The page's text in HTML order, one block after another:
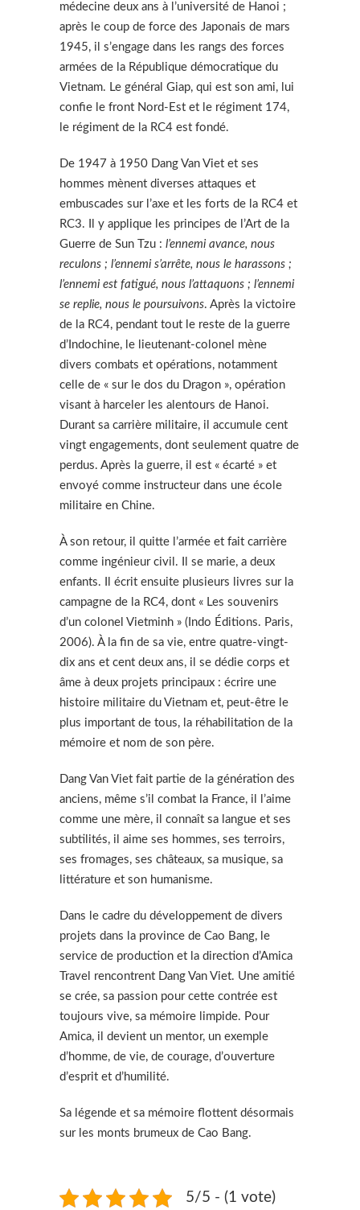
médecine deux ans à l’université de Hanoi ;
après le coup de force des Japonais de mars
1945, il s’engage dans les rangs des forces
armées de la République démocratique du
Vietnam. Le général Giap, qui est son ami, lui
confie le front Nord-Est et le régiment 174,
le régiment de la RC4 est fondé.
De 1947 à 1950 Dang Van Viet et ses
hommes mènent diverses attaques et
embuscades sur l’axe et les forts de la RC4 et
RC3. Il y applique les principes de l’Art de la
Guerre de Sun Tzu : l’ennemi avance, nous
reculons ; l’ennemi s’arrête, nous le harassons ;
l’ennemi est fatigué, nous l’attaquons ; l’ennemi
se replie, nous le poursuivons. Après la victoire
de la RC4, pendant tout le reste de la guerre
d’Indochine, le lieutenant-colonel mène
divers combats et opérations, notamment
celle de « sur le dos du Dragon », opération
visant à harceler les alentours de Hanoi.
Durant sa carrière militaire, il accumule cent
vingt engagements, dont seulement quatre de
perdus. Après la guerre, il est « écarté » et
envoyé comme instructeur dans une école
militaire en Chine.
À son retour, il quitte l’armée et fait carrière
comme ingénieur civil. Il se marie, a deux
enfants. Il écrit ensuite plusieurs livres sur la
campagne de la RC4, dont « Les souvenirs
d’un colonel Vietminh » (Indo Éditions. Paris,
2006). À la fin de sa vie, entre quatre-vingt-
dix ans et cent deux ans, il se dédie corps et
âme à deux projets principaux : écrire une
histoire militaire du Vietnam et, peut-être le
plus important de tous, la réhabilitation de la
mémoire et nom de son père.
Dang Van Viet fait partie de la génération des
anciens, même s’il combat la France, il l’aime
comme une mère, il connaît sa langue et ses
subtilités, il aime ses hommes, ses terroirs,
ses fromages, ses châteaux, sa musique, sa
littérature et son humanisme.
Dans le cadre du développement de divers
projets dans la province de Cao Bang, le
service de production et la direction d’Amica
Travel rencontrent Dang Van Viet. Une amitié
se crée, sa passion pour cette contrée est
toujours vive, sa mémoire limpide. Pour
Amica, il devient un mentor, un exemple
d’homme, de vie, de courage, d’ouverture
d’esprit et d’humilité.
Sa légende et sa mémoire flottent désormais
sur les monts brumeux de Cao Bang.
5/5 - (1 vote)